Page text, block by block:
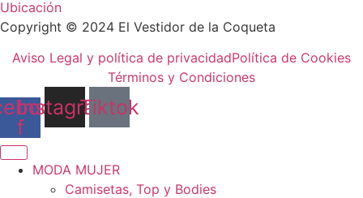
Ubicación
Copyright © 2024 El Vestidor de la Coqueta
Aviso Legal y política de privacidadPolítica de Cookies
Términos y Condiciones
f
Instagram
Tiktok
MODA MUJER
Camisetas, Top y Bodies